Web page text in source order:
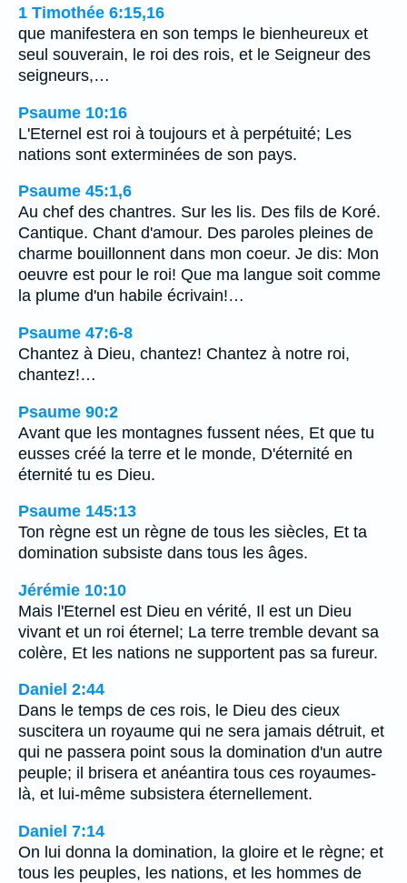
1 Timothée 6:15,16
que manifestera en son temps le bienheureux et
seul souverain, le roi des rois, et le Seigneur des
seigneurs,…
Psaume 10:16
L'Eternel est roi à toujours et à perpétuité; Les
nations sont exterminées de son pays.
Psaume 45:1,6
Au chef des chantres. Sur les lis. Des fils de Koré.
Cantique. Chant d'amour. Des paroles pleines de
charme bouillonnent dans mon coeur. Je dis: Mon
oeuvre est pour le roi! Que ma langue soit comme
la plume d'un habile écrivain!…
Psaume 47:6-8
Chantez à Dieu, chantez! Chantez à notre roi,
chantez!…
Psaume 90:2
Avant que les montagnes fussent nées, Et que tu
eusses créé la terre et le monde, D'éternité en
éternité tu es Dieu.
Psaume 145:13
Ton règne est un règne de tous les siècles, Et ta
domination subsiste dans tous les âges.
Jérémie 10:10
Mais l'Eternel est Dieu en vérité, Il est un Dieu
vivant et un roi éternel; La terre tremble devant sa
colère, Et les nations ne supportent pas sa fureur.
Daniel 2:44
Dans le temps de ces rois, le Dieu des cieux
suscitera un royaume qui ne sera jamais détruit, et
qui ne passera point sous la domination d'un autre
peuple; il brisera et anéantira tous ces royaumes-
là, et lui-même subsistera éternellement.
Daniel 7:14
On lui donna la domination, la gloire et le règne; et
tous les peuples, les nations, et les hommes de